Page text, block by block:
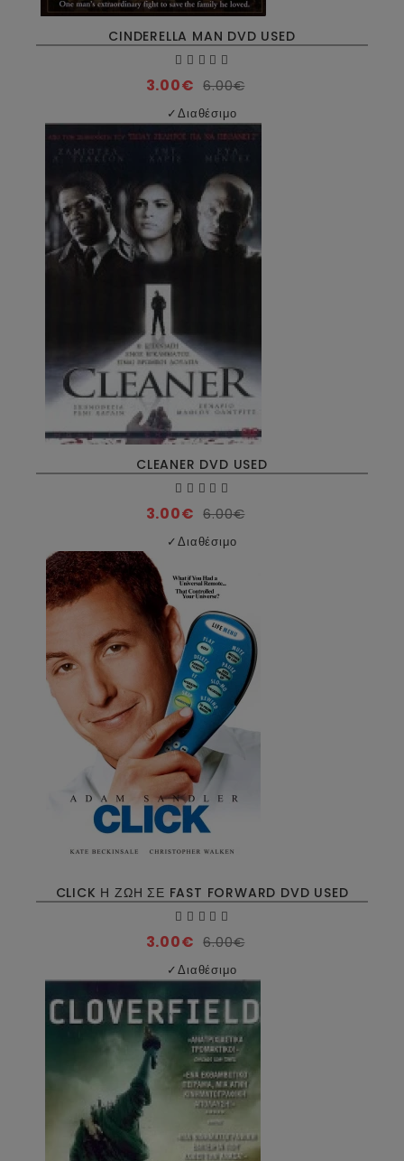
CINDERELLA MAN DVD USED
3.00€ 6.00€
✓Διαθέσιμο
CLEANER DVD USED
3.00€ 6.00€
✓Διαθέσιμο
CLICK Η ΖΩΗ ΣΕ FAST FORWARD DVD USED
3.00€ 6.00€
✓Διαθέσιμο